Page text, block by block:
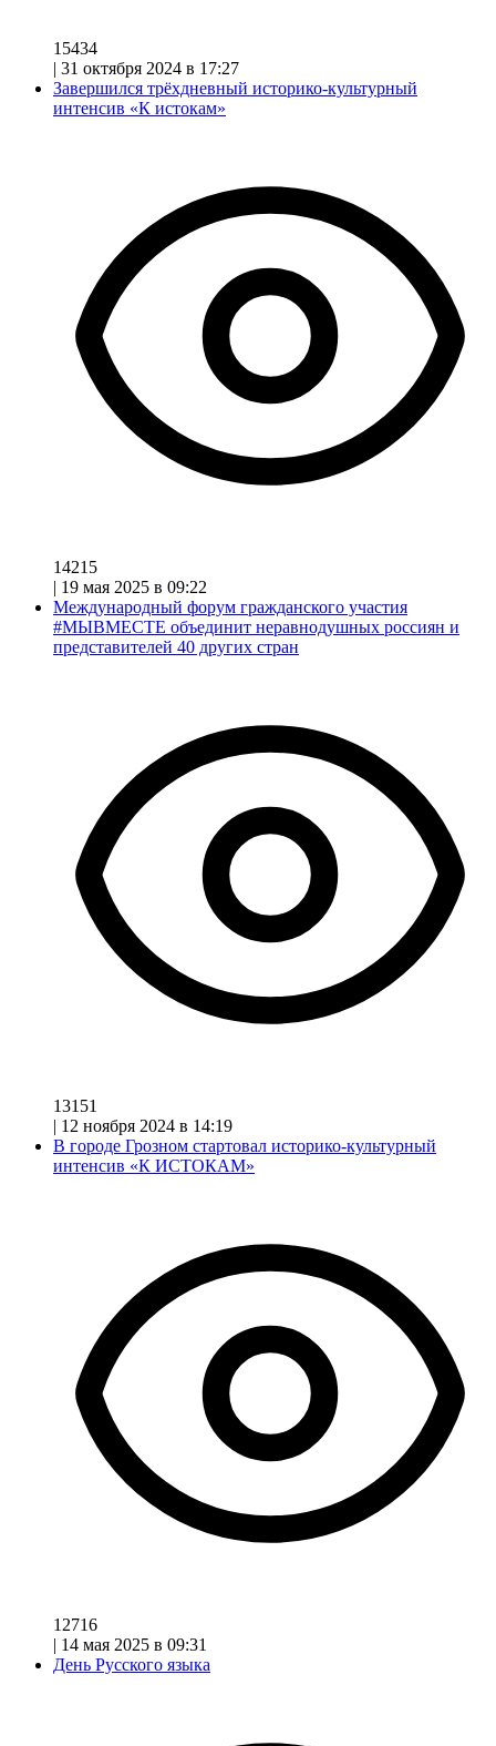
15434
| 31 октября 2024 в 17:27
Завершился трёхдневный историко-культурный
интенсив «К истокам»
14215
| 19 мая 2025 в 09:22
Международный форум гражданского участия
#МЫВМЕСТЕ объединит неравнодушных россиян и
представителей 40 других стран
13151
| 12 ноября 2024 в 14:19
В городе Грозном стартовал историко-культурный
интенсив «К ИСТОКАМ»
12716
| 14 мая 2025 в 09:31
День Русского языка